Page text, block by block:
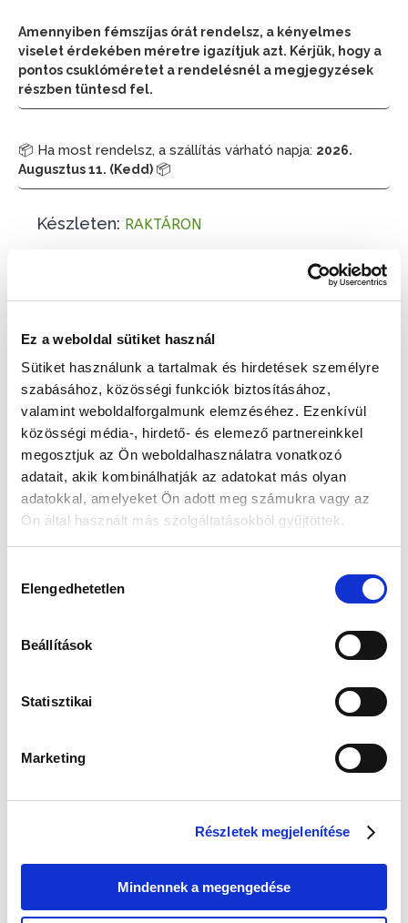
Ez a weboldal sütiket használ
Sütiket használunk a tartalmak és hirdetések személyre
szabásához, közösségi funkciók biztosításához,
valamint weboldalforgalmunk elemzéséhez. Ezenkívül
közösségi média-, hirdető- és elemező partnereinkkel
megosztjuk az Ön weboldalhasználatra vonatkozó
adatait, akik kombinálhatják az adatokat más olyan
adatokkal, amelyeket Ön adott meg számukra vagy az
Ön által használt más szolgáltatásokból gyűjtöttek.
kiválasztása
Elengedhetetlen
Beállítások
Statisztikai
Marketing
Részletek megjelenítése
Mindennek a megengedése
Amennyiben fémszíjas órát rendelsz, a kényelmes
viselet érdekében méretre igazítjuk azt. Kérjük, hogy a
pontos csuklóméretet a rendelésnél a megjegyzések
részben tüntesd fel.
📦 Ha most rendelsz, a szállítás várható napja: 2026.
Augusztus 11. (Kedd) 📦
Készleten: RAKTÁRON
KOSÁRBA TESZ
Gyors szállítás
1-2 munkanap
Garancia
Hivatalos forgalmazó
Biztonságos
Fizetés
Guess JUBE02244JWRHT
Válassz egyet, majd kattints a Kosárba gombra! Ha most kihagyod, a